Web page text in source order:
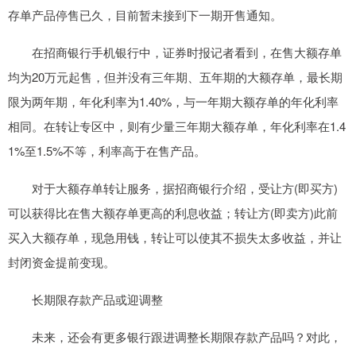
存单产品停售已久，目前暂未接到下一期开售通知。
在招商银行手机银行中，证券时报记者看到，在售大额存单
均为20万元起售，但并没有三年期、五年期的大额存单，最长期
限为两年期，年化利率为1.40%，与一年期大额存单的年化利率
相同。在转让专区中，则有少量三年期大额存单，年化利率在1.4
1%至1.5%不等，利率高于在售产品。
对于大额存单转让服务，据招商银行介绍，受让方(即买方)
可以获得比在售大额存单更高的利息收益；转让方(即卖方)此前
买入大额存单，现急用钱，转让可以使其不损失太多收益，并让
封闭资金提前变现。
长期限存款产品或迎调整
未来，还会有更多银行跟进调整长期限存款产品吗？对此，